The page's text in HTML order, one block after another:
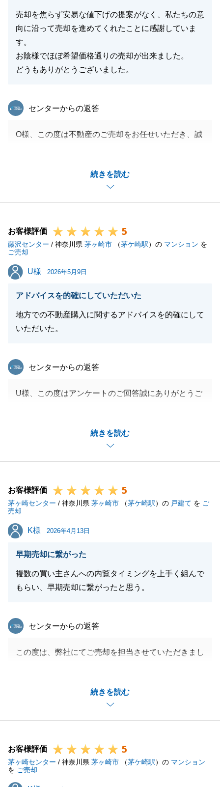
閉じる
売却を焦らず安易な値下げの提案がなく、私たちの意
向に沿って売却を進めてくれたことに感謝していま
す。
お陰様でほぼ希望価格通りの売却が出来ました。
どうもありがとうございました。
続きを読む
東急リバブル
センターからの返答
O様、この度は不動産のご売却をお任せいただき、誠
また、これからもお買い換え先探しでお力添えできる
ように尽力して参ります。
お客様評価 5
藤沢センター / 神奈川県 茅ヶ崎市 （茅ケ崎駅）の マンション を
ご売却
U様
U様 2026年5月9日
アドバイスを的確にしていただいた
地方での不動産購入に関するアドバイスを的確にして
いただいた。
続きを読む
東急リバブル
センターからの返答
U様、この度はアンケートのご回答誠にありがとうご
絡いただけますと幸いです。
お客様評価
5
茅ヶ崎センター / 神奈川県 茅ヶ崎市 （茅ケ崎駅）の 戸建て を ご
売却
K様
K様 2026年4月13日
早期売却に繋がった
複数の買い主さんへの内覧タイミングを上手く組んで
もらい、早期売却に繋がったと思う。
続きを読む
東急リバブル
センターからの返答
この度は、弊社にてご売却を担当させていただきまし
当初はご希望通り進められるか不安でした。
しかし、いざ販売を開始したところ多くのお問い合わ
せをいただけたので、うまくご案内スケジュールを組
た。
また、K様にはお忙しい中書類をご用意していただい
たり、セールスポイントをご教示いただいたりと、販
お客様評価 5
茅ヶ崎センター / 神奈川県 茅ヶ崎市 （茅ケ崎駅）の マンション
を ご売却